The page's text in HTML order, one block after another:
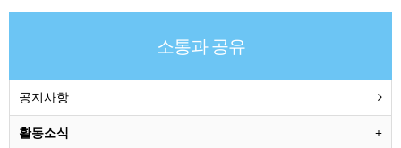
소통과 공유
공지사항
활동소식